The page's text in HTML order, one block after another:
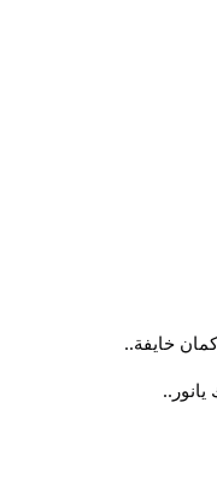
خايفة..